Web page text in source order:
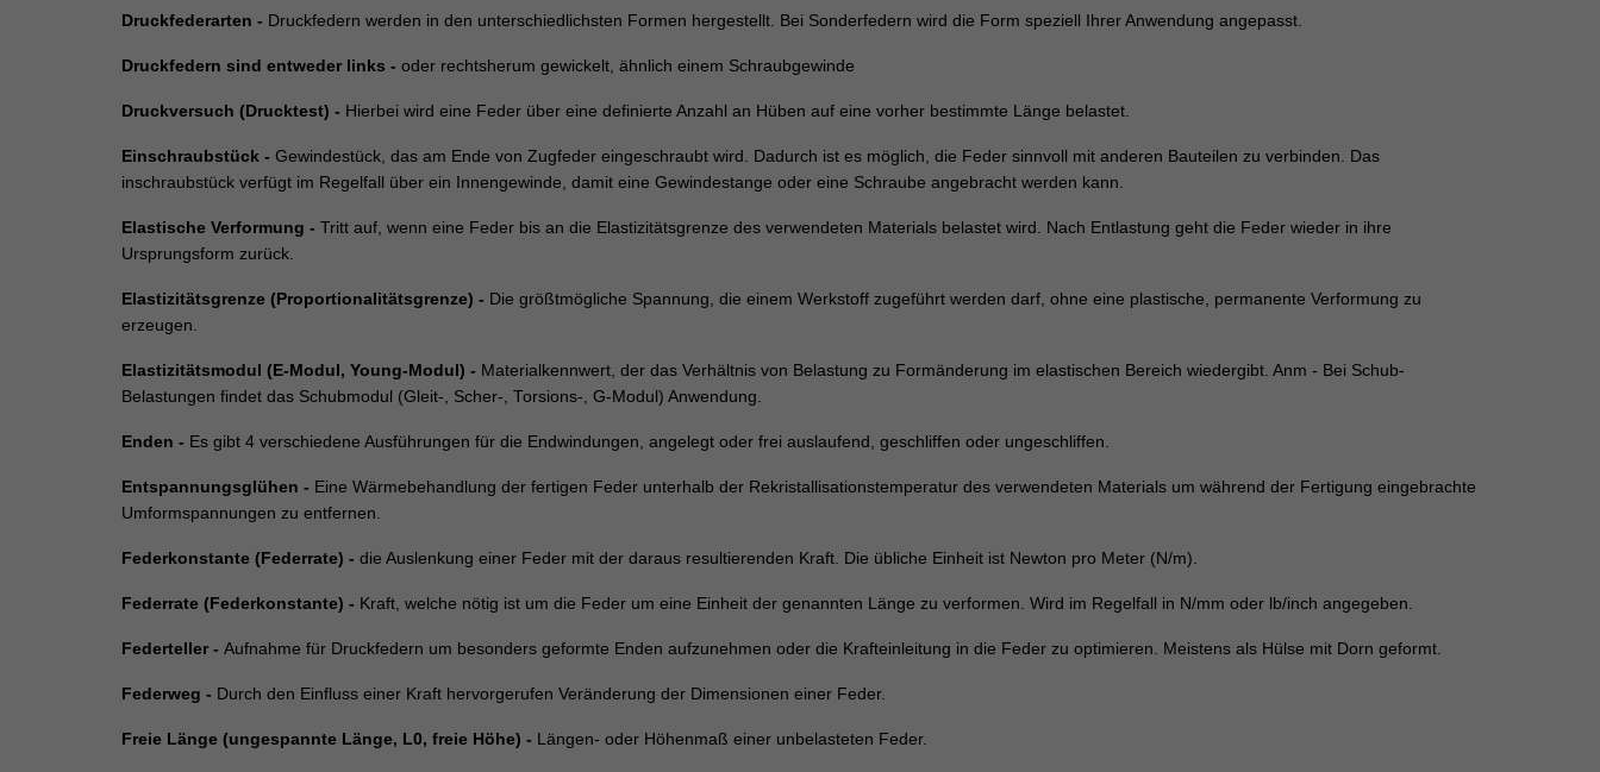
Druckfederarten - Druckfedern werden in den unterschiedlichsten Formen hergestellt. Bei Sonderfedern wird die Form speziell Ihrer Anwendung angepasst.
Druckfedern sind entweder links - oder rechtsherum gewickelt, ähnlich einem Schraubgewinde
Druckversuch (Drucktest) - Hierbei wird eine Feder über eine definierte Anzahl an Hüben auf eine vorher bestimmte Länge belastet.
Einschraubstück - Gewindestück, das am Ende von Zugfeder eingeschraubt wird. Dadurch ist es möglich, die Feder sinnvoll mit anderen Bauteilen zu verbinden. Das
inschraubstück verfügt im Regelfall über ein Innengewinde, damit eine Gewindestange oder eine Schraube angebracht werden kann.
Elastische Verformung - Tritt auf, wenn eine Feder bis an die Elastizitätsgrenze des verwendeten Materials belastet wird. Nach Entlastung geht die Feder wieder in ihre
Ursprungsform zurück.
Elastizitätsgrenze (Proportionalitätsgrenze) - Die größtmögliche Spannung, die einem Werkstoff zugeführt werden darf, ohne eine plastische, permanente Verformung zu
erzeugen.
Elastizitätsmodul (E-Modul, Young-Modul) - Materialkennwert, der das Verhältnis von Belastung zu Formänderung im elastischen Bereich wiedergibt. Anm - Bei Schub-
Belastungen findet das Schubmodul (Gleit-, Scher-, Torsions-, G-Modul) Anwendung.
Enden - Es gibt 4 verschiedene Ausführungen für die Endwindungen, angelegt oder frei auslaufend, geschliffen oder ungeschliffen.
Entspannungsglühen - Eine Wärmebehandlung der fertigen Feder unterhalb der Rekristallisationstemperatur des verwendeten Materials um während der Fertigung eingebrachte
Umformspannungen zu entfernen.
Federkonstante (Federrate) - die Auslenkung einer Feder mit der daraus resultierenden Kraft. Die übliche Einheit ist Newton pro Meter (N/m).
Federrate (Federkonstante) - Kraft, welche nötig ist um die Feder um eine Einheit der genannten Länge zu verformen. Wird im Regelfall in N/mm oder lb/inch angegeben.
Federteller - Aufnahme für Druckfedern um besonders geformte Enden aufzunehmen oder die Krafteinleitung in die Feder zu optimieren. Meistens als Hülse mit Dorn geformt.
Federweg - Durch den Einfluss einer Kraft hervorgerufen Veränderung der Dimensionen einer Feder.
Freie Länge (ungespannte Länge, L0, freie Höhe) - Längen- oder Höhenmaß einer unbelasteten Feder.